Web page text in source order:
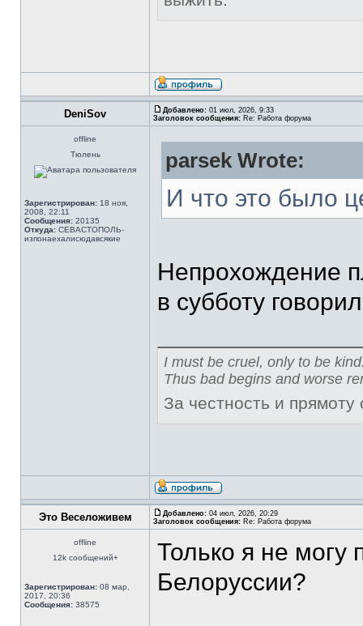
DeniSov Добавлено: 01 июл, 2026, 9:33
Заголовок сообщения: Re: Работа форума
offline
Тюлень
Зарегистрирован: 18 ноя,
2008, 22:11
Сообщения: 20135
Откуда: СЕВАСТОПОЛЬ-
изпонаехалисюдавсякие
parsek Wrote:
И что это было
Непрохождение
в субботу
I must be cruel, only to be
Thus bad begins and worse
За честность и
Это Веселоживем Добавлено: 04 июл, 2026, 20:29
Заголовок сообщения: Re: Работа форума
offline
12k сообщений+
Зарегистрирован: 08 мар,
2017, 20:36
Сообщения: 38575
Только я не могу
Белоруссии?